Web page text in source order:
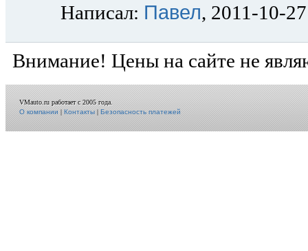
Написал: Павел, 2011-10-27
Внимание! Цены на сайте не
VMauto.ru работает с 2005 года.
О компании|Контакты|Безопасность платежей